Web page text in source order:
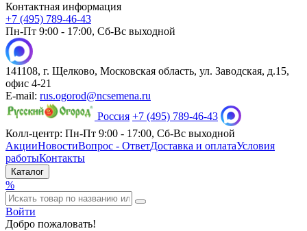
Контактная информация
+7 (495) 789-46-43
Пн-Пт 9:00 - 17:00, Сб-Вс выходной
141108, г. Щелково, Московская область, ул. Заводская, д.15,
офис 4-21
E-mail: rus.ogorod@ncsemena.ru
Россия +7 (495) 789-46-43
Колл-центр: Пн-Пт 9:00 - 17:00, Сб-Вс выходной
АкцииНовостиВопрос - ОтветДоставка и оплатаУсловия
работыКонтакты
Каталог
%
Войти
Добро пожаловать!